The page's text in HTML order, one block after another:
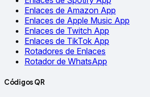
Enlaces de Amazon App
Enlaces de Apple Music App
Enlaces de Twitch App
Enlaces de TikTok App
Rotadores de Enlaces
Rotador de WhatsApp
Códigos QR